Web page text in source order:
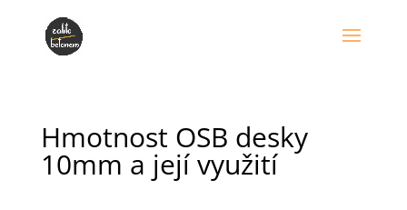
Hmotnost OSB desky
10mm a její využití